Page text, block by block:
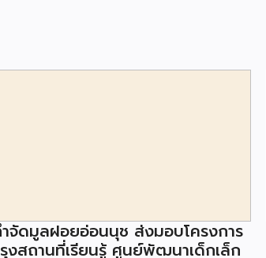
จัดมูลฝอยอ่อนนุช ส่งมอบโครงการ
งสถานที่เรียนรู้ ศูนย์พัฒนาเด็กเล็ก